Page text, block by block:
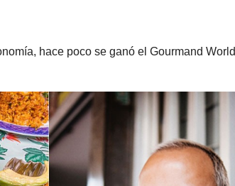
hace poco se ganó el Gourmand World